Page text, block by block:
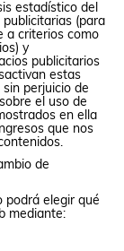
estadístico del
(para
a criterios como
y
publicitarios
estas
perjuicio de
el uso de
en ella
que nos
de
podrá elegir qué
mediante: